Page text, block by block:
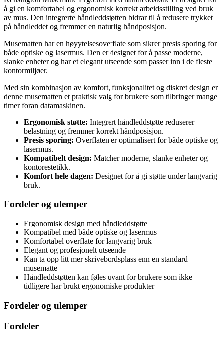
å gi en komfortabel og ergonomisk korrekt arbeidsstilling ved bruk
av mus. Den integrerte håndleddstøtten bidrar til å redusere trykket
på håndleddet og fremmer en naturlig håndposisjon.
Musematten har en høyytelsesoverflate som sikrer presis sporing for
både optiske og lasermus. Den er designet for å passe moderne,
slanke enheter og har et elegant utseende som passer inn i de fleste
kontormiljøer.
Med sin kombinasjon av komfort, funksjonalitet og diskret design er
denne musematten et praktisk valg for brukere som tilbringer mange
timer foran datamaskinen.
Ergonomisk støtte: Integrert håndleddstøtte reduserer
belastning og fremmer korrekt håndposisjon.
Presis sporing: Overflaten er optimalisert for både optiske og
lasermus.
Kompatibelt design: Matcher moderne, slanke enheter og
kontorestetikk.
Komfort hele dagen: Designet for å gi støtte under langvarig
bruk.
Fordeler og ulemper
Ergonomisk design med håndleddstøtte
Kompatibel med både optiske og lasermus
Komfortabel overflate for langvarig bruk
Elegant og profesjonelt utseende
Kan ta opp litt mer skrivebordsplass enn en standard
musematte
Håndleddstøtten kan føles uvant for brukere som ikke
tidligere har brukt ergonomiske produkter
Fordeler og ulemper
Fordeler